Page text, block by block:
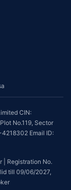
CIN:
No.119, Sector
Email ID:
| Registration No.
till 09/06/2027,